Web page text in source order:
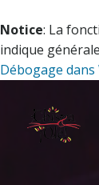
Notice: La
indique
Débogage dans
contenu